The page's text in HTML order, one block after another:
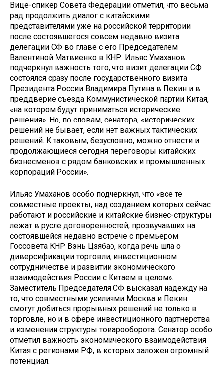
Вице-спикер Совета Федерации отметил, что весьма
рад продолжить диалог с китайскими
представителями уже на российской территории
после состоявшегося совсем недавно визита
делегации СФ во главе с его Председателем
Валентиной Матвиенко в КНР. Ильяс Умаханов
подчеркнул важность того, что визит делегации СФ
состоялся сразу после государственного визита
Президента России Владимира Путина в Пекин и в
преддверие съезда Коммунистической партии Китая,
«на котором будут приниматься исторические
решения». Но, по словам, сенатора, «исторических
решений не бывает, если нет важных тактических
решений. К таковым, безусловно, можно отнести и
продолжающиеся сегодня переговоры китайских
бизнесменов с рядом банковских и промышленных
корпораций России».
Ильяс Умаханов особо подчеркнул, что «все те
совместные проекты, над созданием которых сейчас
работают и российские и китайские бизнес-структуры
лежат в русле договоренностей, прозвучавших на
состоявшейся недавно встрече с премьером
Госсовета КНР Вэнь Цзябао, когда речь шла о
диверсификации торговли, инвестиционном
сотрудничестве и развитии экономического
взаимодействия России с Китаем в целом».
Заместитель Председателя СФ высказал надежду на
то, что совместными усилиями Москва и Пекин
смогут добиться прорывных решений не только в
торговле, но и в сфере инвестиционного партнерства
и изменении структуры товарооборота. Сенатор особо
отметил важность экономического взаимодействия
Китая с регионами РФ, в которых заложен огромный
потенциал.